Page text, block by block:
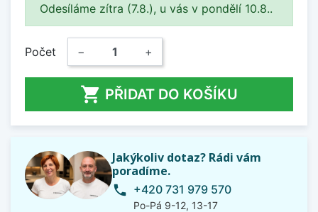
Odesíláme zítra (7.8.), u vás v pondělí 10.8..
Počet − +
 PŘIDAT DO KOŠÍKU
Jakýkoliv dotaz? Rádi vám
poradíme.
phone +420 731 979 570
Po-Pá 9-12, 13-17